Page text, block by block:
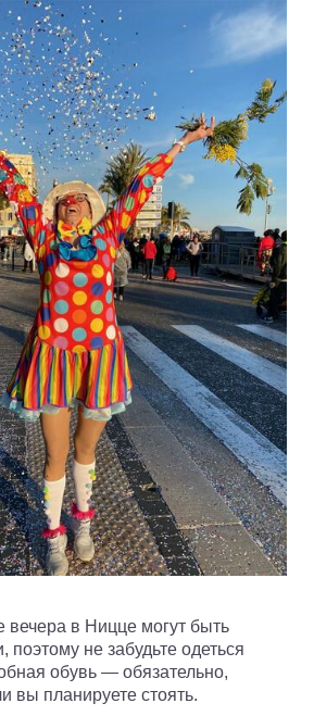
вечера в Ницце могут быть
поэтому не забудьте одеться
обувь — обязательно,
вы планируете стоять.